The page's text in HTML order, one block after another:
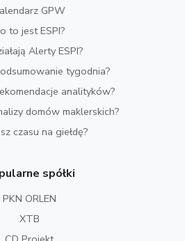
GPW
to jest ESPI?
Alerty ESPI?
tygodnia?
analityków?
domów maklerskich?
czasu na giełdę?
spółki
PKN ORLEN
XTB